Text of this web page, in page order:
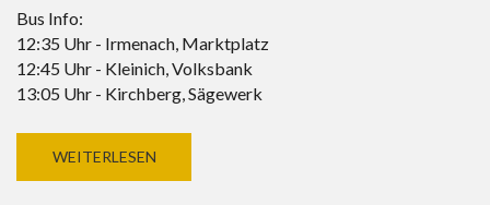
Bus Info:
12:35 Uhr - Irmenach, Marktplatz
12:45 Uhr - Kleinich, Volksbank
13:05 Uhr - Kirchberg, Sägewerk
WEITERLESEN